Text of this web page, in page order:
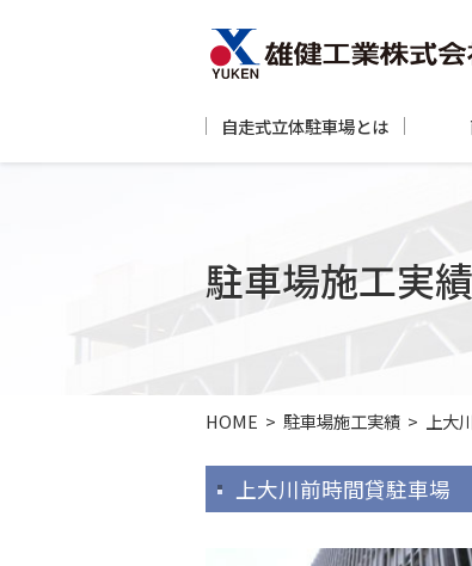
自走式立体駐車場とは
駐車場施工実績
HOME > 駐車場施工実績 > 上大
上大川前時間貸駐車場